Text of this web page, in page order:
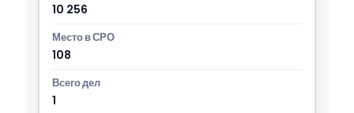
10 256
108
1